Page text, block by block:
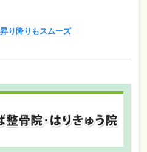
り降りもスムーズ